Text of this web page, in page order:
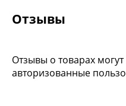
Отзывы
Отзывы о товарах могут
авторизованные